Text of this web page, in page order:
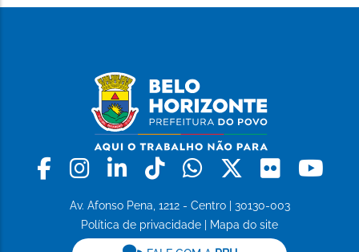
Facebook
Instagram
LinkedinTiktokWhatsapp
X Flickr
Av. Afonso Pena, 1212 - Centro | 30130-003
Política de privacidade
Mapa do site